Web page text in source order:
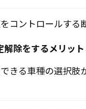
コントロールする
解除をするメリット
きる車種の選択肢